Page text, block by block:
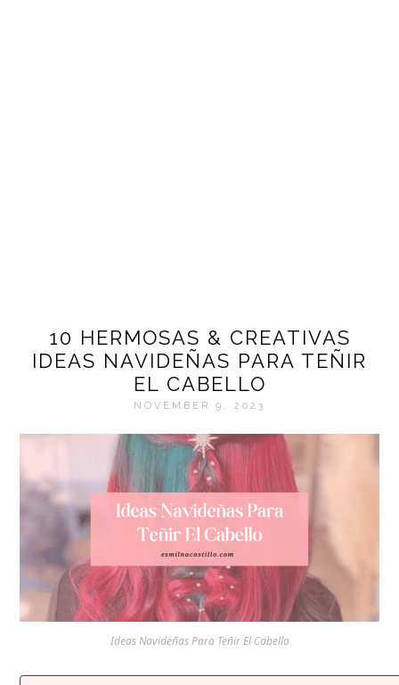
10 HERMOSAS & CREATIVAS
IDEAS NAVIDEÑAS PARA TEÑIR
EL CABELLO
NOVEMBER 9, 2023
Ideas Navideñas Para Teñir El Cabello